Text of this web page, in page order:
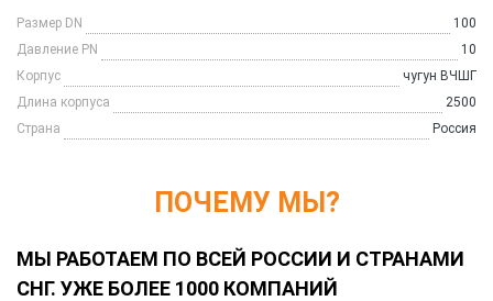
Размер DN
100
Давление PN
10
Корпус
чугун ВЧШГ
Длина корпуса
2500
Страна
Россия
ПОЧЕМУ МЫ?
МЫ РАБОТАЕМ ПО ВСЕЙ РОССИИ И СТРАНАМИ
СНГ. УЖЕ БОЛЕЕ 1000 КОМПАНИЙ